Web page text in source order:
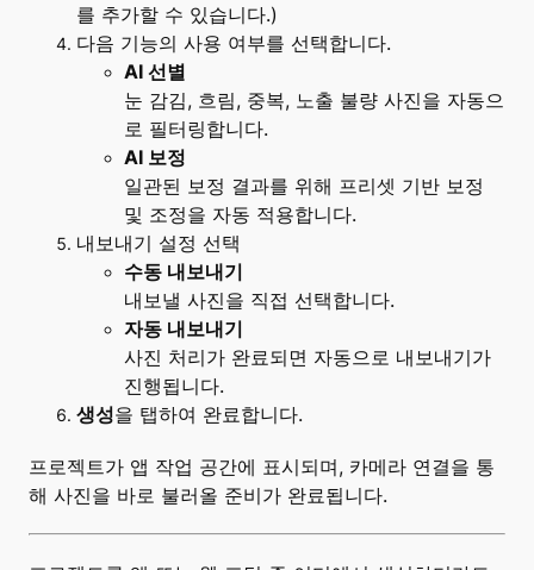
를 추가할 수 있습니다.)
다음 기능의 사용 여부를 선택합니다.
AI 선별
눈 감김, 흐림, 중복, 노출 불량 사진을 자동으
로 필터링합니다.
AI 보정
일관된 보정 결과를 위해 프리셋 기반 보정
및 조정을 자동 적용합니다.
내보내기 설정 선택
수동 내보내기
내보낼 사진을 직접 선택합니다.
자동 내보내기
사진 처리가 완료되면 자동으로 내보내기가
진행됩니다.
생성을 탭하여 완료합니다.
프로젝트가 앱 작업 공간에 표시되며, 카메라 연결을 통
해 사진을 바로 불러올 준비가 완료됩니다.